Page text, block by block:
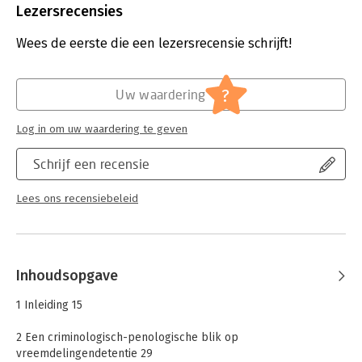
Uitgever:
Verschijningsdatum:
7-9-2022
Strafrecht diversen
Serie:
Het groene gras
Lezersrecensies
Wees de eerste die een lezersrecensie schrijft!
Schrijf een recensie
Lees ons recensiebeleid
Uw waardering ?
Log in om uw waardering te geven
Inhoudsopgave
1 Inleiding 15
2 Een criminologisch-penologische blik op
vreemdelingendetentie 29